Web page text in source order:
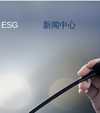
ESG 新闻中心